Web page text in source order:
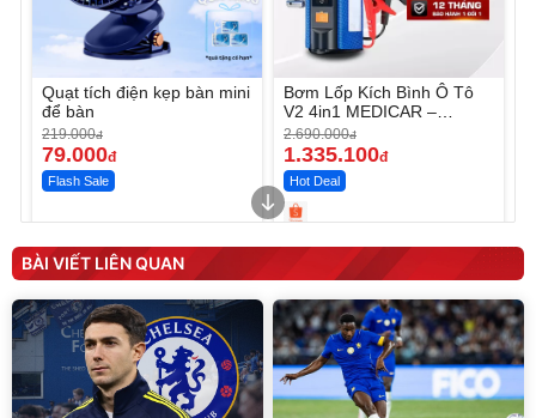
Quạt tích điện kẹp bàn mini
để bàn
219.000đ
79.000đ
Flash Sale
Bơm Lốp Kích Bình Ô Tô
V2 4in1 MEDICAR –
12.000mAh
2.690.000đ
1.335.100đ
Hot Deal
Máy ép chậm trái cây
Elmich JEE 1855OL
3.000.000đ
2.143.650đ
Flash Sale
Máy rửa xe cầm tay xịt rửa
cao áp có tạo bọt tuyết
399.000đ
Đã bán nhiều
BÀI VIẾT LIÊN QUAN